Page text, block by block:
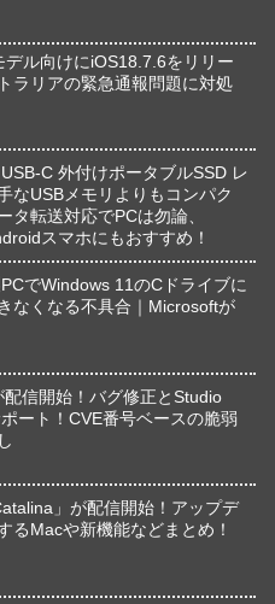
デル向けにiOS18.7.6をリリー
ラリアの緊急通報問題に対処
C 外付けポータブルSSD レ
なUSBメモリよりもコンパク
タ転送対応でPCは勿論、
スマホにもおすすめ！
でWindows 11のCドライブに
なくなる不具合｜Microsoftが
配信開始！バグ修正とStudio
ート！CVE番号ベースの脆弱
」が配信開始！アップデ
るMacや新機能などまとめ！